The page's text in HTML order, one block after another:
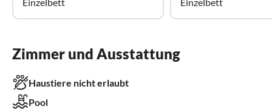
Zimmer und Ausstattung
Haustiere nicht erlaubt
Pool